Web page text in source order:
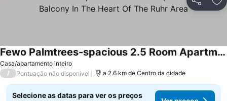
Partilhar
Casa/apartamento inteiro
Fewo Palmtrees-spacious 2.5 Room Apartment With Balcony In The Heart Of The Ruhr Area
/ Pontuação não disponível a 2.6 km de Centro da cidade
Selecione as datas para ver os preços